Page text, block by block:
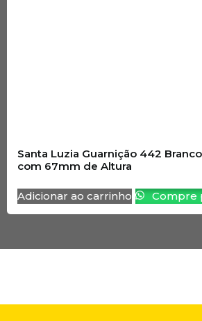
Santa Luzia Guarnição 442
com 67mm de Altura
Adicionar ao carrinho Compre